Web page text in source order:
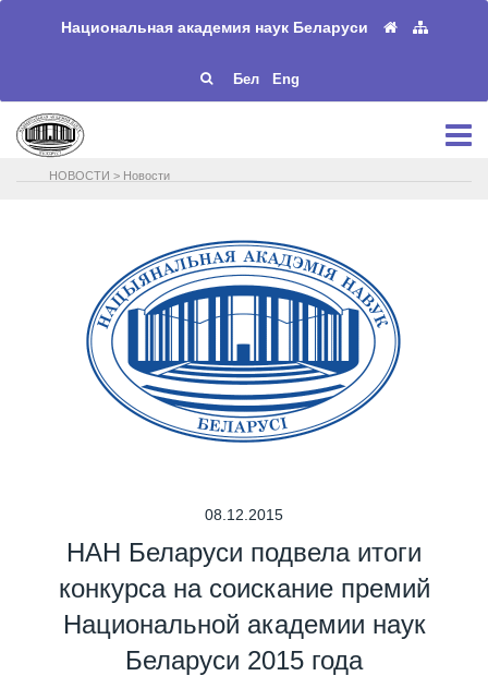
Национальная академия наук Беларуси
Бел Eng
НОВОСТИ > Новости
08.12.2015
НАН Беларуси подвела итоги
конкурса на соискание премий
Национальной академии наук
Беларуси 2015 года